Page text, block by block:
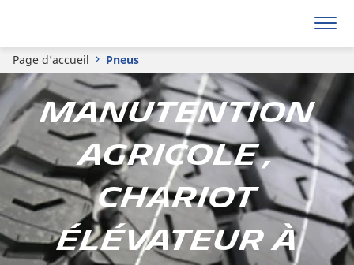
Page d’accueil Pneus
Manutention
agricole ,
Chariot
élévateur à